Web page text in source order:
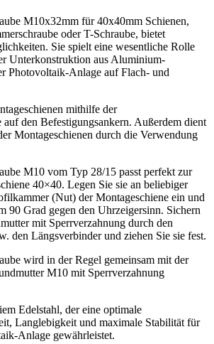
M10x32mm für 40x40mm Schienen,
oder T-Schraube, bietet
Sie spielt eine wesentliche Rolle
Unterkonstruktion aus Aluminium-
Photovoltaik-Anlage auf Flach- und
mithilfe der
den Befestigungsankern. Außerdem dient
Montageschienen durch die Verwendung
M10 vom Typ 28/15 passt perfekt zur
40×40. Legen Sie sie an beliebiger
(Nut) der Montageschiene ein und
90 Grad gegen den Uhrzeigersinn. Sichern
mit Sperrverzahnung durch den
den Längsverbinder und ziehen Sie sie fest.
wird in der Regel gemeinsam mit der
M10 mit Sperrverzahnung
Edelstahl, der eine optimale
Langlebigkeit und maximale Stabilität für
Anlage gewährleistet.